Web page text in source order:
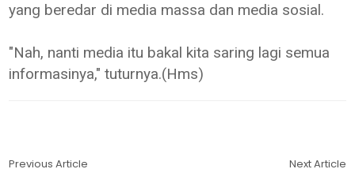
yang beredar di media massa dan media sosial.
"Nah, nanti media itu bakal kita saring lagi semua
informasinya," tuturnya.(Hms)
Previous Article Next Article